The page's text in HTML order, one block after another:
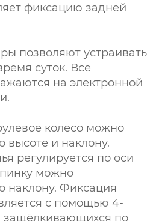
фиксацию задней
позволяют устраивать
суток. Все
на электронной
колесо можно
высоте и наклону.
регулируется по оси
можно
наклону. Фиксация
с помощью 4-
защёлкивающихся по